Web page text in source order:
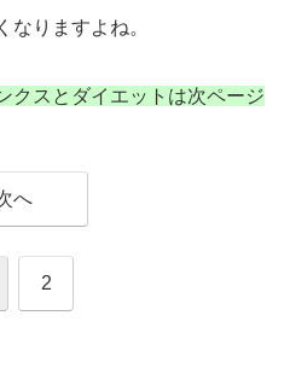
なりますよね。
クスとダイエットは次ページ
へ
2